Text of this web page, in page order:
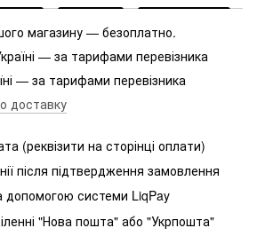
магазину — безоплатно.
— за тарифами перевізника
— за тарифами перевізника
доставку
(реквізити на сторінці оплати)
після підтвердження замовлення
допомогою системи LiqPay
"Нова пошта" або "Укрпошта"